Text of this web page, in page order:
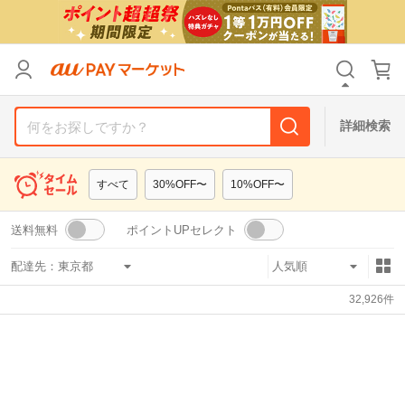
詳細検索
すべて 30%OFF〜 10%OFF〜
送料無料 ポイントUPセレクト
配達先：
32,926件
カテゴリ すべて
すべて
支払い方法 すべて
その他の条件
送料無料 タイムセール
Pontaパス特典対象すべて ポイントUPセレクトのみ
リセット
カテゴリ すべて
すべて
支払い方法 すべて
その他の条件
送料無料 タイムセール
Pontaパス特典対象すべて ポイントUPセレクトのみ